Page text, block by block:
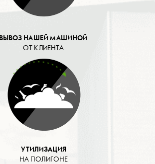
ВЫВОЗ НАШЕЙ МАШИНОЙ
ОТ КЛИЕНТА
УТИЛИЗАЦИЯ
НА ПОЛИГОНЕ